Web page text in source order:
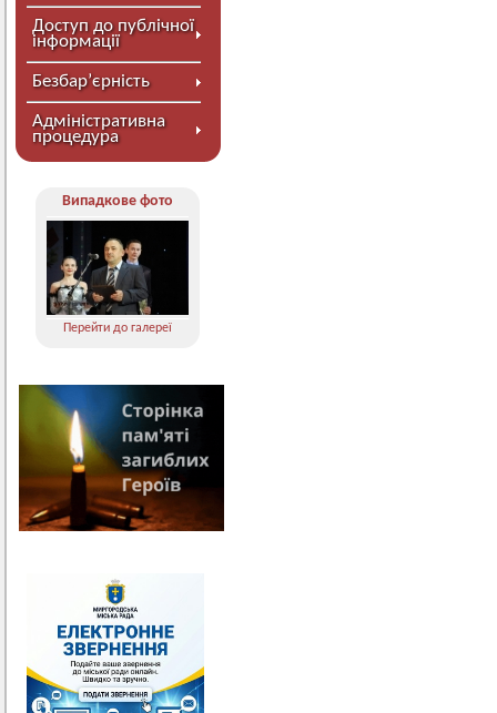
Доступ до публічної
інформації
Безбар’єрність
Адміністративна
процедура
Випадкове фото
Перейти до галереї